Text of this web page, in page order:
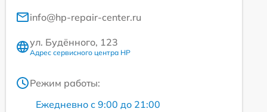
info@hp-repair-center.ru
ул. Будённого, 123
Адрес сервисного центра HP
Режим работы:
Ежедневно с 9:00 до 21:00